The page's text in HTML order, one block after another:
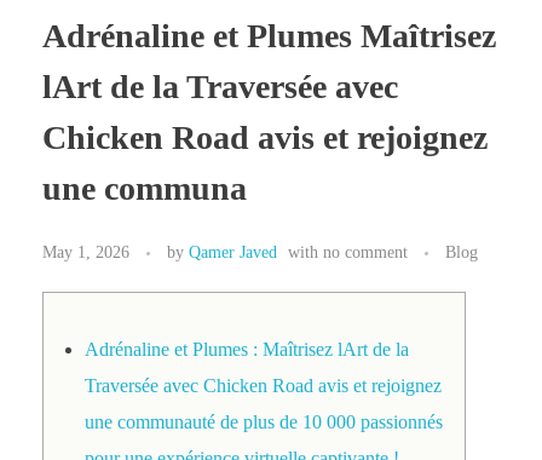
Adrénaline et Plumes Maîtrisez
lArt de la Traversée avec
Chicken Road avis et rejoignez
une communa
May 1, 2026 by Qamer Javed with no comment Blog
Adrénaline et Plumes : Maîtrisez lArt de la
Traversée avec Chicken Road avis et rejoignez
une communauté de plus de 10 000 passionnés